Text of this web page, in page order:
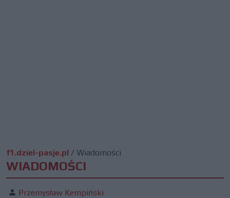
f1.dziel-pasje.pl / Wiadomości
WIADOMOŚCI
Przemysław Kempiński